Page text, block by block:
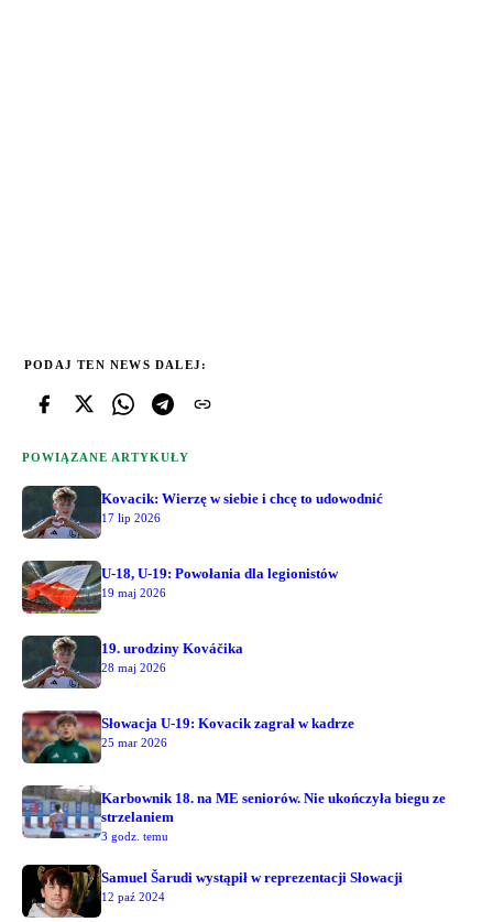
PODAJ TEN NEWS DALEJ:
POWIĄZANE ARTYKUŁY
Kovacik: Wierzę w siebie i chcę to udowodnić
17 lip 2026
U-18, U-19: Powołania dla legionistów
19 maj 2026
19. urodziny Kováčika
28 maj 2026
Słowacja U-19: Kovacik zagrał w kadrze
25 mar 2026
Karbownik 18. na ME seniorów. Nie ukończyła biegu ze
strzelaniem
3 godz. temu
Samuel Šarudi wystąpił w reprezentacji Słowacji
12 paź 2024